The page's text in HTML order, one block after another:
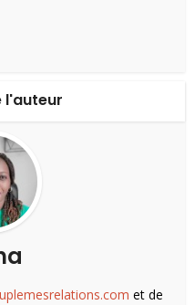
l'auteur
et de